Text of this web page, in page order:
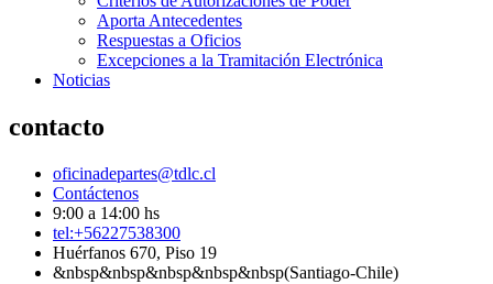
Aporta Antecedentes
Respuestas a Oficios
Excepciones a la Tramitación Electrónica
Noticias
contacto
oficinadepartes@tdlc.cl
Contáctenos
9:00 a 14:00 hs
tel:+56227538300
Huérfanos 670, Piso 19
&nbsp&nbsp&nbsp&nbsp&nbsp(Santiago-Chile)